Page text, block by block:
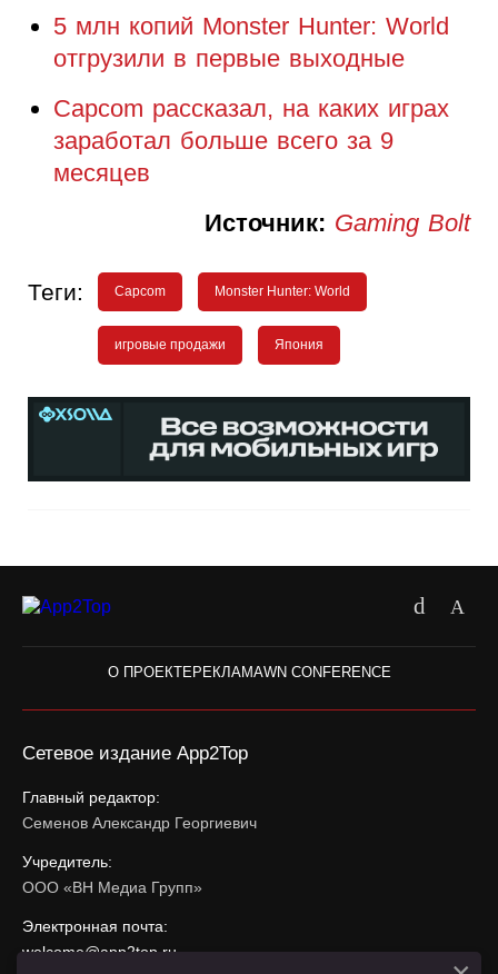
5 млн копий Monster Hunter: World
отгрузили в первые выходные
Capcom рассказал, на каких играх
заработал больше всего за 9
месяцев
Источник: Gaming Bolt
Теги: Capcom Monster Hunter: World
игровые продажи Япония
О ПРОЕКТЕРЕКЛАМАWN CONFERENCE
Сетевое издание App2Top
Главный редактор:
Семенов Александр Георгиевич
Учредитель:
ООО «ВН Медиа Групп»
Электронная почта:
welcome@app2top.ru